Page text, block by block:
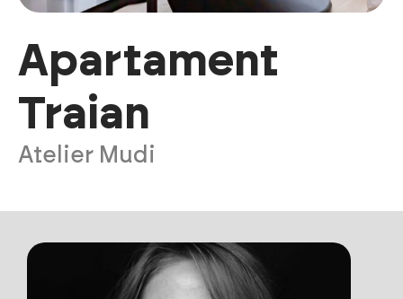
Apartament
Traian
Atelier Mudi